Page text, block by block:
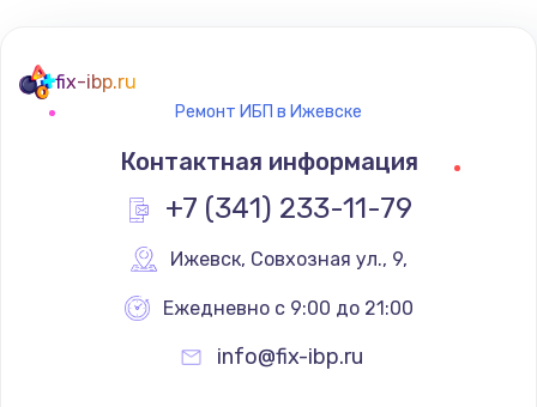
fix-ibp.ru
Ремонт ИБП в Ижевске
Контактная информация
+7 (341) 233-11-79
Ижевск, Совхозная ул., 9,
Ежедневно с 9:00 до 21:00
info@fix-ibp.ru